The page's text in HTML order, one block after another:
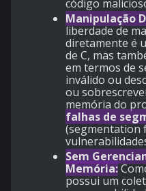
código
Manipulação
liberdade de
diretamente é
de C, mas
em termos de
inválido ou
ou
memória do
falhas de
(segmentation
Sem
Memória:
possui um